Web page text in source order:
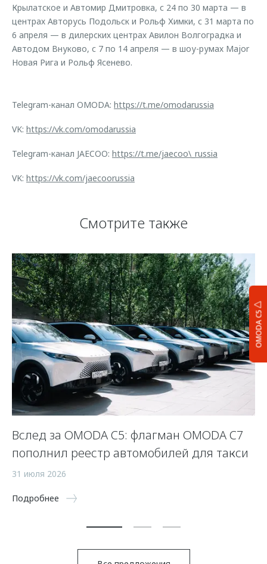
OMODA C5
Крылатское и Автомир Дмитровка, с 24 по 30 марта — в
центрах Авторусь Подольск и Рольф Химки, с 31 марта по
6 апреля — в дилерских центрах Авилон Волгоградка и
Автодом Внуково, с 7 по 14 апреля — в шоу-румах Major
Новая Рига и Рольф Ясенево.
Telegram-канал OMODA: https://t.me/omodarussia
VK: https://vk.com/omodarussia
Telegram-канал JAECOO: https://t.me/jaecoo\_russia
VK: https://vk.com/jaecoorussia
Смотрите также
Вслед за OMODA C5: флагман OMODA C7
пополнил реестр автомобилей для такси
31 июля 2026
Подробнее